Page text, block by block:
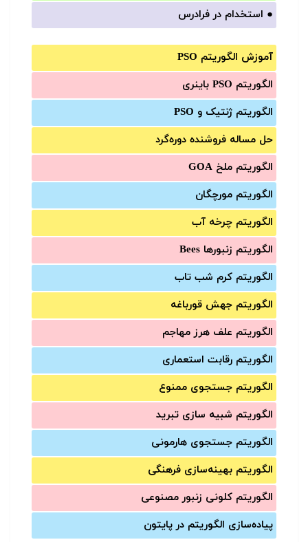
● استخدام در فرادرس
آموزش الگوریتم PSO
الگوریتم PSO باینری
الگوریتم ژنتیک و PSO
حل مساله فروشنده دوره‌گرد
الگوریتم ملخ GOA
الگوریتم مورچگان
الگوریتم چرخه آب
الگوریتم زنبورها Bees
الگوریتم کرم شب تاب
الگوریتم جهش قورباغه
الگوریتم علف هرز مهاجم
الگوریتم رقابت استعماری
الگوریتم جستجوی ممنوع
الگوریتم شبیه سازی تبرید
الگوریتم جستجوی هارمونی
الگوریتم بهینه‌سازی فرهنگی
الگوریتم کلونی زنبور مصنوعی
پیاده‌سازی الگوریتم در پایتون